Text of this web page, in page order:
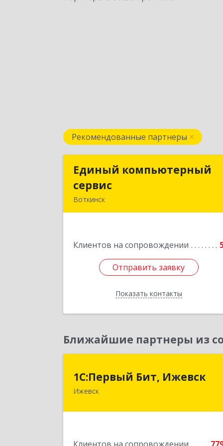
Рекомендованные партнеры
Единый компьютерный
сервис
Воткинск
Клиентов на сопровождении
Отправить заявку
Показать контакты
Единый компьютерный
Отправить заявку
Назад
Ближайшие партнеры из
1С:Первый Бит, Ижевск
Ижевск
1С:Первый Бит, Ижевск
426008, Удмуртская Респ, Ижевск г,